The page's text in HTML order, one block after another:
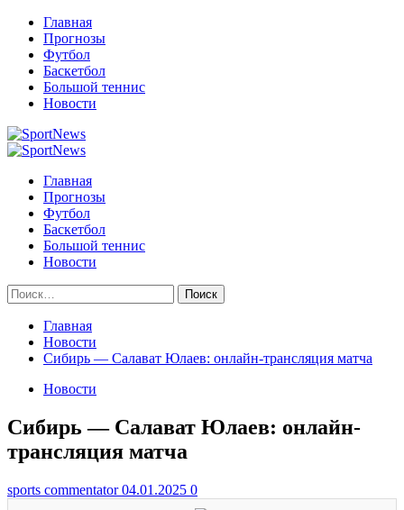
Перейти
содержимому
Главная
Прогнозы
Футбол
Баскетбол
Большой теннис
Новости
Primary
Главная
Прогнозы
Футбол
Баскетбол
Большой теннис
Новости
Найти:
Главная
Новости
Сибирь — Салават Юлаев: онлайн-трансляция матча
Новости
Сибирь — Салават Юлаев: онлайн-
трансляция матча
sports commentator04.01.2025 0